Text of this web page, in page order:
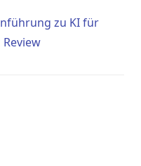
zu KI für
(opens in a new